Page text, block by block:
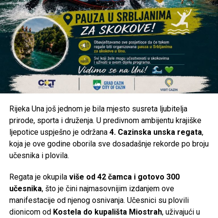
restrikcija, očekivanom trajanju prekida i planovima za
stabilizaciju sistema, kako bi se građani mogli na vrijeme
organizovati.
Kakva je situacija kod vas?
Da li je voda stigla u vaše naselje ili ste i dalje bez
vodosnabdijevanja? Pišite nam u komentarima iz kojeg ste
informacije mogu pomoći i drugim građanima da steknu
jasniju sliku o stanju na području Cazina.
Share Post
Share
Mail
Rijeka Una još jednom je bila mjesto susreta ljubitelja
prirode, sporta i druženja. U predivnom ambijentu krajiške
ljepotice uspješno je održana 4. Cazinska unska regata,
koja je ove godine oborila sve dosadašnje rekorde po broju
učesnika i plovila.
Regata je okupila više od 42 čamca i gotovo 300
učesnika, što je čini najmasovnijim izdanjem ove
manifestacije od njenog osnivanja. Učesnici su plovili
dionicom od Kostela do kupališta Miostrah, uživajući u